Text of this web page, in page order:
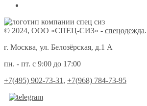
© 2024, ООО «СПЕЦ-СИЗ» - спецодежда.
г. Москва, ул. Белозёрская, д.1 А
пн. - пт. с 9:00 до 17:00
+7(495) 902-73-31 , +7(968) 784-73-95